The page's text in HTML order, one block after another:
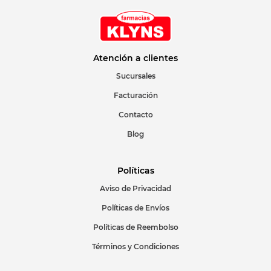
Atención a clientes
Sucursales
Facturación
Contacto
Blog
Políticas
Aviso de Privacidad
Políticas de Envíos
Políticas de Reembolso
Términos y Condiciones